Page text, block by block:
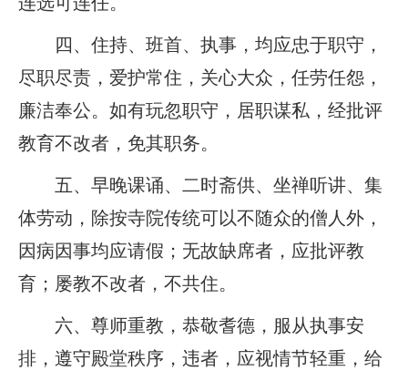
四、住持、班首、执事，均应忠于职守，
尽职尽责，爱护常住，关心大众，任劳任怨，
廉洁奉公。如有玩忽职守，居职谋私，经批评
教育不改者，免其职务。
五、早晚课诵、二时斋供、坐禅听讲、集
体劳动，除按寺院传统可以不随众的僧人外，
因病因事均应请假；无故缺席者，应批评教
育；屡教不改者，不共住。
六、尊师重教，恭敬耆德，服从执事安
排，遵守殿堂秩序，违者，应视情节轻重，给